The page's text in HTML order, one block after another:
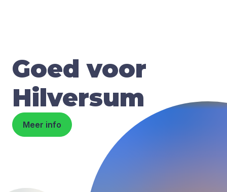
Goed voor
Hilversum
Meer info